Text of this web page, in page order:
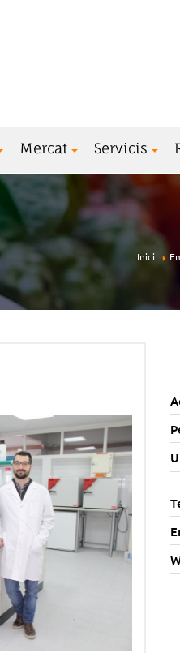
Mercat Servicis
Inici